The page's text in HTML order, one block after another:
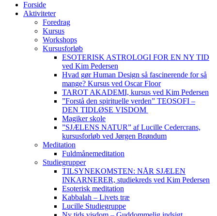
Forside
Aktiviteter
Foredrag
Kursus
Workshops
Kursusforløb
ESOTERISK ASTROLOGI FOR EN NY TID
ved Kim Pedersen
Hvad gør Human Design så fascinerende for så
mange? Kursus ved Oscar Floor
TAROT AKADEMI, kursus ved Kim Pedersen
”Forstå den spirituelle verden” TEOSOFI –
DEN TIDLØSE VISDOM
Magiker skole
”SJÆLENS NATUR” af Lucille Cedercrans,
kursusforløb ved Jørgen Brøndum
Meditation
Fuldmånemeditation
Studiegrupper
TILSYNEKOMSTEN: NÅR SJÆLEN
INKARNERER, studiekreds ved Kim Pedersen
Esoterisk meditation
Kabbalah – Livets træ
Lucille Studiegruppe